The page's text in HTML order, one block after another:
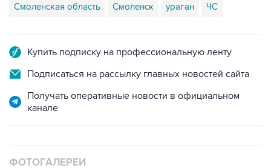
Смоленская область Смоленск ураган ЧС
Купить подписку на профессиональную ленту
Подписаться на рассылку главных новостей сайта
Получать оперативные новости в официальном
канале
ФОТОГАЛЕРЕИ